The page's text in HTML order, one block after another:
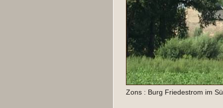
Zons : Burg Friedestrom im